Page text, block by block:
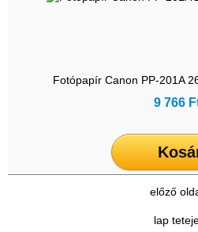
Fotópapír Canon PP-201A
9 766
előző
lap